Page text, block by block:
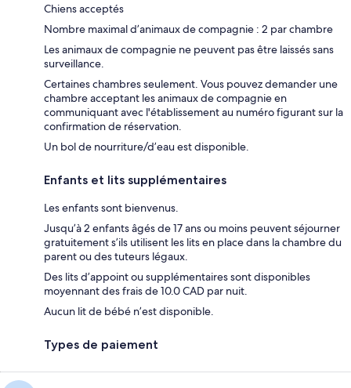
Chiens acceptés
Nombre maximal d’animaux de compagnie : 2 par chambre
Les animaux de compagnie ne peuvent pas être laissés sans
surveillance.
Certaines chambres seulement. Vous pouvez demander une
chambre acceptant les animaux de compagnie en
communiquant avec l'établissement au numéro figurant sur la
confirmation de réservation.
Un bol de nourriture/d’eau est disponible.
Enfants et lits supplémentaires
Les enfants sont bienvenus.
Jusqu’à 2 enfants âgés de 17 ans ou moins peuvent séjourner
gratuitement s’ils utilisent les lits en place dans la chambre du
parent ou des tuteurs légaux.
Des lits d’appoint ou supplémentaires sont disponibles
moyennant des frais de 10.0 CAD par nuit.
Aucun lit de bébé n’est disponible.
Types de paiement